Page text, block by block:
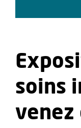
soins
venez